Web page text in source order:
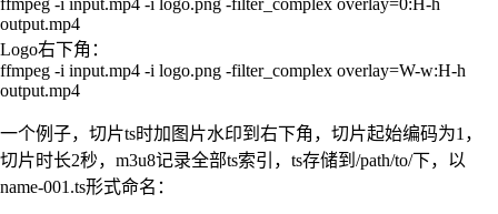
ffmpeg -i input.mp4 -i logo.png -filter_complex overlay=0:H-h
output.mp4
Logo右下角：
ffmpeg -i input.mp4 -i logo.png -filter_complex overlay=W-w:H-h
output.mp4
一个例子，切片ts时加图片水印到右下角，切片起始编码为1，
切片时长2秒，m3u8记录全部ts索引，ts存储到/path/to/下，以
name-001.ts形式命名：